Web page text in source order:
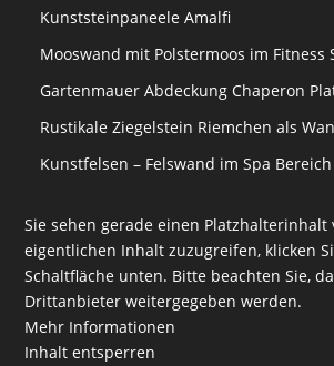
Kunststeinpaneele Amalfi
Mooswand mit Polstermoos im Fitness
Gartenmauer Abdeckung Chaperon
Rustikale Ziegelstein Riemchen als
Kunstfelsen – Felswand im Spa Bereich
Sie sehen gerade einen
eigentlichen Inhalt zuzugreifen, klicken
Schaltfläche unten. Bitte beachten Sie,
Drittanbieter weitergegeben werden.
Mehr Informationen
Inhalt entsperren